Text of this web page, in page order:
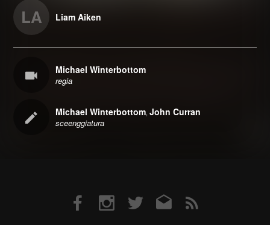
LA Liam Aiken
Michael Winterbottom
regia
Michael Winterbottom,John Curran
sceenggiatura